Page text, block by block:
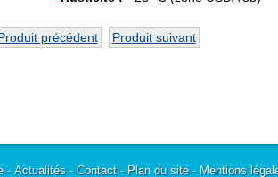
précédent Produit suivant
- Actualités- Contact- Plan du site- Mentions